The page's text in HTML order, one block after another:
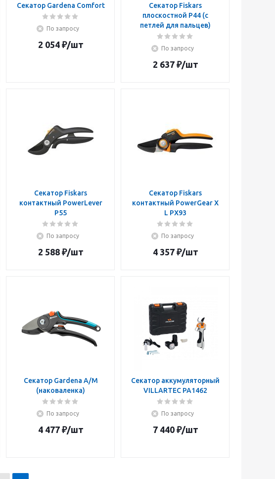
Секатор Gardena Comfort
По запросу
2 054₽/шт
Секатор Fiskars
плоскостной P44 (с
петлей для пальцев)
По запросу
2 637₽/шт
Секатор Fiskars
контактный PowerLever
P55
По запросу
2 588₽/шт
Секатор Fiskars
контактный PowerGear X
L PX93
По запросу
4 357₽/шт
Секатор Gardena A/M
(наковаленка)
По запросу
4 477₽/шт
Секатор аккумуляторный
VILLARTEC PA1462
По запросу
7 440₽/шт